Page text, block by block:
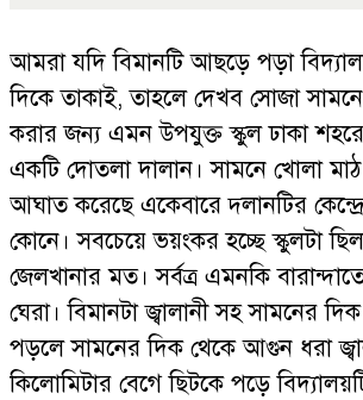
আমরা যদি বিমানটি আছড়ে পড়া
দিকে তাকাই, তাহলে দেখব সোজা
করার জন্য এমন উপযুক্ত স্কুল ঢাকা
একটি দোতলা দালান। সামনে খোলা মাঠ
আঘাত করেছে একেবারে দ্লানটির
কোনে। সবচেয়ে ভয়ংকর হচ্ছে স্কুলটা
জেলখানার মত। সর্বত্র এমনকি
ঘেরা। বিমানটা জ্বালানী সহ সামনের
পড়লে সামনের দিক থেকে আগুন ধরা
কিলোমিটার বেগে ছিটকে পড়ে